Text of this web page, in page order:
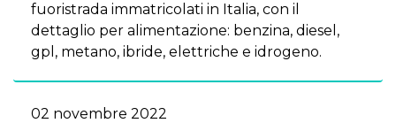
fuoristrada immatricolati in Italia, con il
dettaglio per alimentazione: benzina, diesel,
gpl, metano, ibride, elettriche e idrogeno.
02 novembre 2022